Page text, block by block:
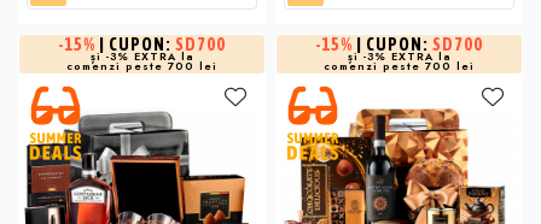
-15% | CUPON: SD700
și -3% EXTRA la
comenzi peste 700 lei
-15% | CUPON: SD700
și -3% EXTRA la
comenzi peste 700 lei